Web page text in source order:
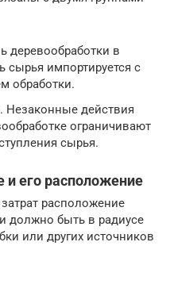
деревообработки в
сырья импортируется с
обработки.
Незаконные действия
ограничивают
сырья.
его расположение
расположение
должно быть в радиусе
или других источников